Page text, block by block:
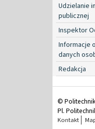
Udzielanie
publicznej
Inspektor
Informacje
danych
Redakcja
©
Pl.
Kontakt